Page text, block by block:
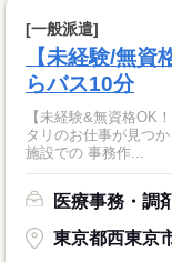
[一般派遣]
【未経験/無
らバス10分
【未経験&無資格OK
タリのお仕事が見つかる★ ◇お仕事内容◇ 病院やクリニ
施設での 事務作...
医療事務・調
東京都西東京